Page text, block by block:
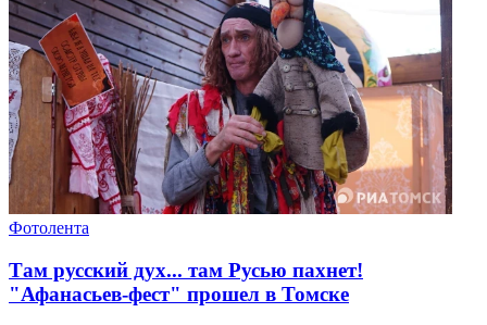
Фотолента
Там русский дух... там Русью пахнет!
"Афанасьев-фест" прошел в Томске